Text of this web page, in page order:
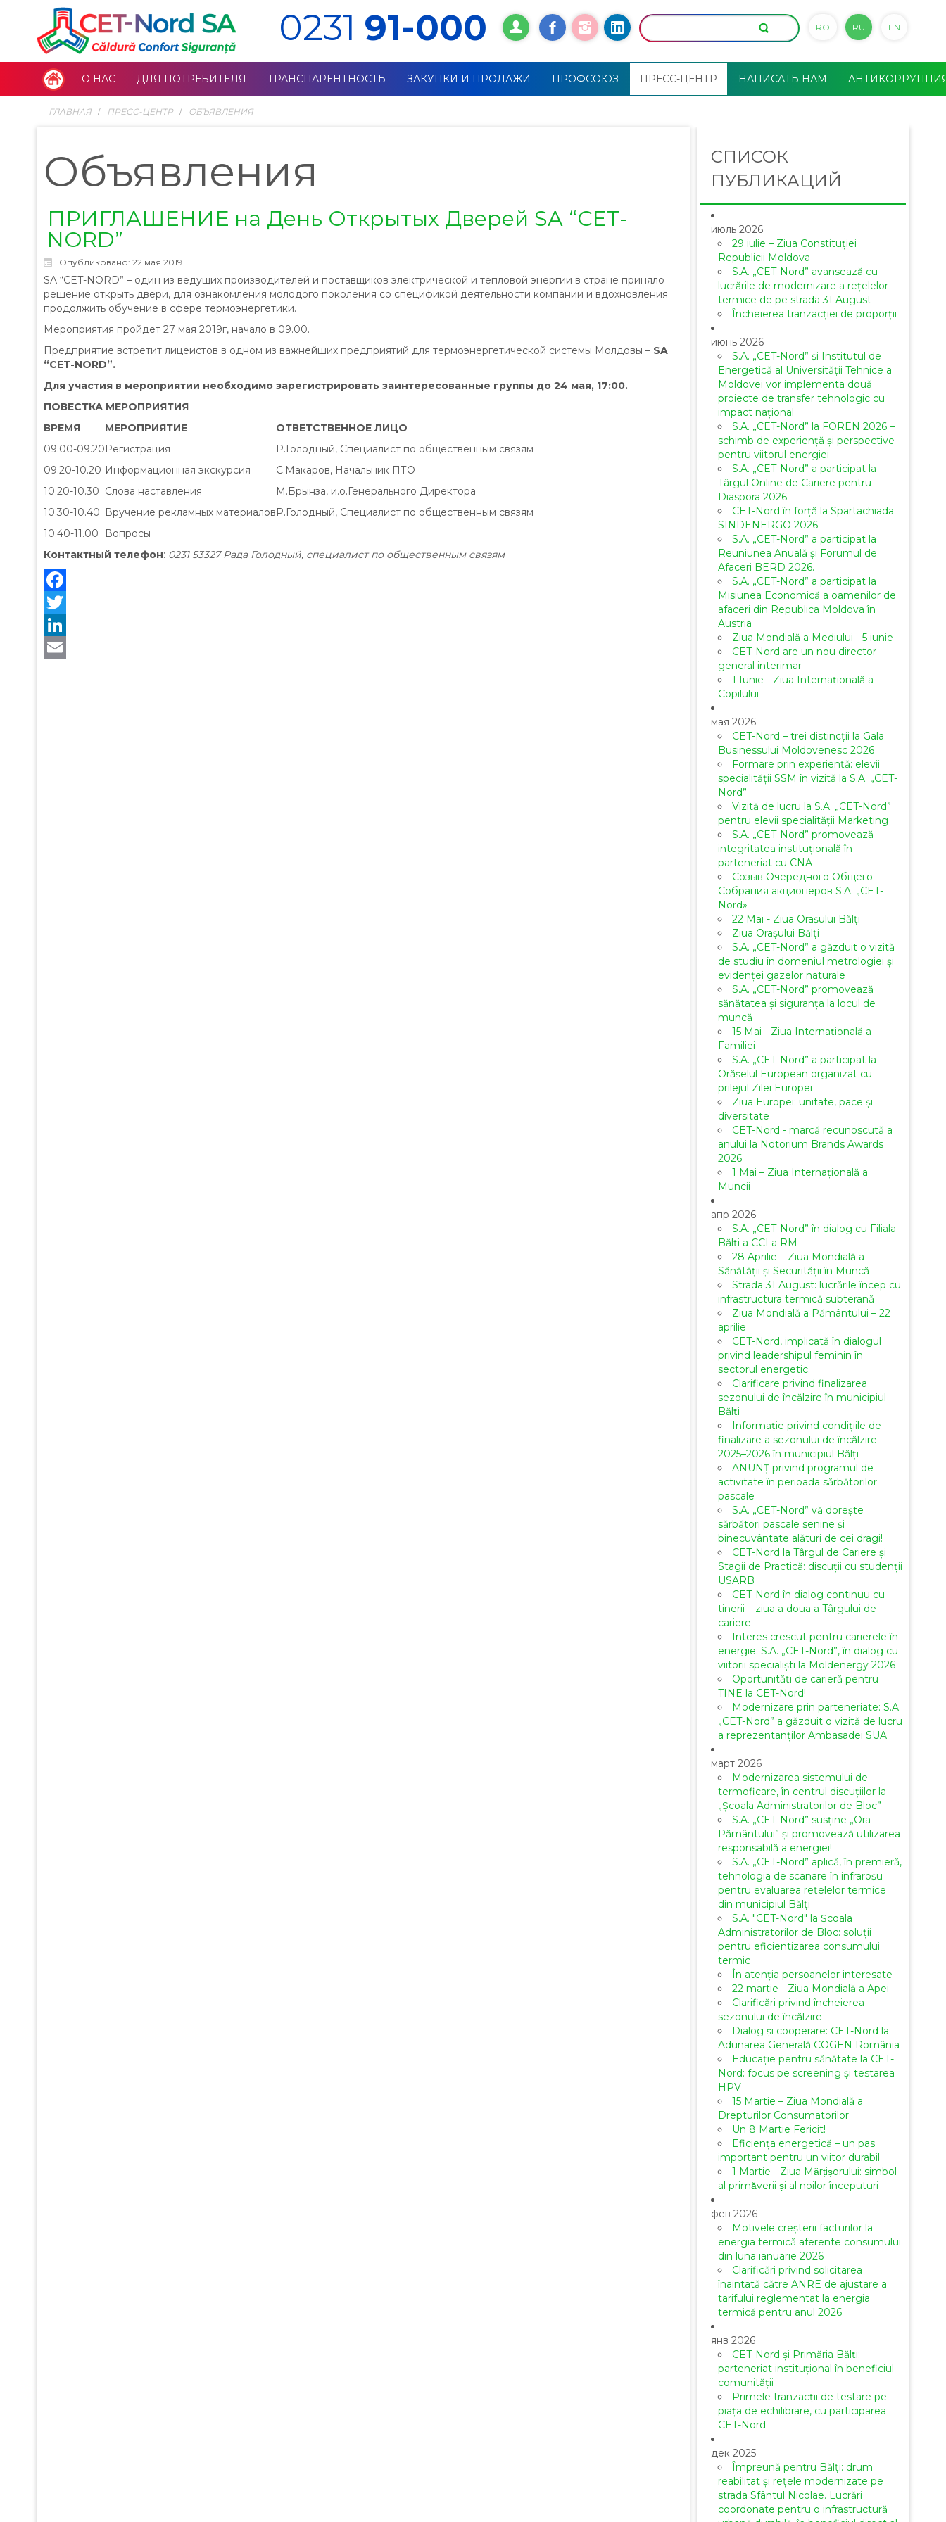
RO RU EN
0231 91-000
О НАС ДЛЯ ПОТРЕБИТЕЛЯ ТРАНСПАРЕНТНОСТЬ ЗАКУПКИ И ПРОДАЖИ ПРОФСОЮЗ ПРЕСС-ЦЕНТР НАПИСАТЬ НАМ
ГЛАВНАЯ ПРЕСС-ЦЕНТР ОБЪЯВЛЕНИЯ
Объявления
ПРИГЛАШЕНИЕ на День Открытых Дверей SA “CET-
NORD”
Опубликовано: 22 мая 2019
SA “CET-NORD” – один из ведущих производителей и поставщиков электрической и тепловой энергии в стране приняло
решение открыть двери, для ознакомления молодого поколения со спецификой деятельности компании и вдохновления
продолжить обучение в сфере термоэнергетики.
Мероприятия пройдет 27 мая 2019г, начало в 09.00.
Предприятие встретит лицеистов в одном из важнейших предприятий для термоэнергетической системы Молдовы – SA
“CET-NORD”.
Для участия в мероприятии необходимо зарегистрировать заинтересованные группы до 24 мая, 17:00.
ПОВЕСТКА МЕРОПРИЯТИЯ
ВРЕМЯ
МЕРОПРИЯТИЕ
ОТВЕТСТВЕННОЕ ЛИЦО
09.00-09.20Регистрация
Р.Голодный, Специалист по общественным связям
09.20-10.20 Информационная экскурсия
С.Макаров, Начальник ПТО
10.20-10.30 Слова наставления
M.Брынза, и.о.Генерального Директора
10.30-10.40 Вручение рекламных материаловР.Голодный, Специалист по общественным связям
10.40-11.00
Вопросы
Контактный телефон: 0231 53327 Рада Голодный, специалист по общественным связям
СПИСОК
ПУБЛИКАЦИЙ
июль 2026
29 iulie – Ziua Constituției
Republicii Moldova
S.A. „CET-Nord” avansează cu
lucrările de modernizare a rețelelor
termice de pe strada 31 August
Încheierea tranzacției de proporții
июнь 2026
S.A. „CET-Nord” și Institutul de
Energetică al Universității Tehnice a
Moldovei vor implementa două
proiecte de transfer tehnologic cu
impact național
S.A. „CET-Nord” la FOREN 2026 –
schimb de experiență și perspective
pentru viitorul energiei
S.A. „CET-Nord” a participat la
Târgul Online de Cariere pentru
Diaspora 2026
CET-Nord în forță la Spartachiada
SINDENERGO 2026
S.A. „CET-Nord” a participat la
Reuniunea Anuală și Forumul de
Afaceri BERD 2026.
S.A. „CET-Nord” a participat la
Misiunea Economică a oamenilor de
afaceri din Republica Moldova în
Austria
Ziua Mondială a Mediului - 5 iunie
CET-Nord are un nou director
general interimar
1 Iunie - Ziua Internațională a
Copilului
мая 2026
CET-Nord – trei distincții la Gala
Businessului Moldovenesc 2026
Formare prin experiență: elevii
specialității SSM în vizită la S.A. „CET-
Nord”
Vizită de lucru la S.A. „CET-Nord”
pentru elevii specialității Marketing
S.A. „CET-Nord” promovează
integritatea instituțională în
parteneriat cu CNA
Созыв Очередного Общего
Собрания акционеров S.A. „CET-
Nord»
22 Mai - Ziua Orașului Bălți
Ziua Orașului Bălți
S.A. „CET-Nord” a găzduit o vizită
de studiu în domeniul metrologiei și
evidenței gazelor naturale
S.A. „CET-Nord” promovează
sănătatea și siguranța la locul de
muncă
15 Mai - Ziua Internațională a
Familiei
S.A. „CET-Nord” a participat la
Orășelul European organizat cu
prilejul Zilei Europei
Ziua Europei: unitate, pace și
diversitate
CET-Nord - marcă recunoscută a
anului la Notorium Brands Awards
2026
1 Mai – Ziua Internațională a
Muncii
апр 2026
S.A. „CET-Nord” în dialog cu Filiala
Bălți a CCI a RM
28 Aprilie – Ziua Mondială a
Sănătății și Securității în Muncă
Strada 31 August: lucrările încep cu
infrastructura termică subterană
Ziua Mondială a Pământului – 22
aprilie
CET-Nord, implicată în dialogul
privind leadershipul feminin în
sectorul energetic.
Clarificare privind finalizarea
sezonului de încălzire în municipiul
Bălți
Informație privind condițiile de
finalizare a sezonului de încălzire
2025–2026 în municipiul Bălți
ANUNȚ privind programul de
activitate în perioada sărbătorilor
pascale
S.A. „CET-Nord” vă dorește
sărbători pascale senine și
binecuvântate alături de cei dragi!
CET-Nord la Târgul de Cariere și
Stagii de Practică: discuții cu studenții
USARB
CET-Nord în dialog continuu cu
tinerii – ziua a doua a Târgului de
cariere
Interes crescut pentru carierele în
energie: S.A. „CET-Nord”, în dialog cu
viitorii specialiști la Moldenergy 2026
Oportunități de carieră pentru
TINE la CET-Nord!
Modernizare prin parteneriate: S.A.
„CET-Nord” a găzduit o vizită de lucru
a reprezentanților Ambasadei SUA
март 2026
Modernizarea sistemului de
termoficare, în centrul discuțiilor la
„Școala Administratorilor de Bloc”
S.A. „CET-Nord” susține „Ora
Pământului” și promovează utilizarea
responsabilă a energiei!
S.A. „CET-Nord” aplică, în premieră,
tehnologia de scanare în infraroșu
pentru evaluarea rețelelor termice
din municipiul Bălți
S.A. "CET-Nord" la Școala
Administratorilor de Bloc: soluții
pentru eficientizarea consumului
termic
În atenția persoanelor interesate
22 martie - Ziua Mondială a Apei
Clarificări privind încheierea
sezonului de încălzire
Dialog și cooperare: CET-Nord la
Adunarea Generală COGEN România
Educație pentru sănătate la CET-
Nord: focus pe screening și testarea
HPV
15 Martie – Ziua Mondială a
Drepturilor Consumatorilor
Un 8 Martie Fericit!
Eficiența energetică – un pas
important pentru un viitor durabil
1 Martie - Ziua Mărțișorului: simbol
al primăverii și al noilor începuturi
фев 2026
Motivele creșterii facturilor la
energia termică aferente consumului
din luna ianuarie 2026
Clarificări privind solicitarea
înaintată către ANRE de ajustare a
tarifului reglementat la energia
termică pentru anul 2026
янв 2026
CET-Nord și Primăria Bălți:
parteneriat instituțional în beneficiul
comunității
Primele tranzacții de testare pe
piața de echilibrare, cu participarea
CET-Nord
дек 2025
Împreună pentru Bălți: drum
reabilitat și rețele modernizate pe
strada Sfântul Nicolae. Lucrări
coordonate pentru o infrastructură